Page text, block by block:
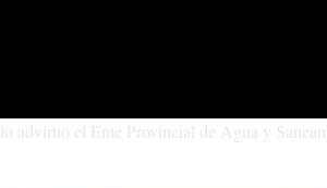
lo advirtió el Ente Provincial de Agua y